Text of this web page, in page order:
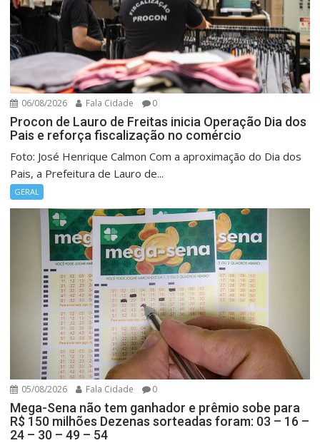
06/08/2026 Fala Cidade 0
Procon de Lauro de Freitas inicia Operação Dia dos
Pais e reforça fiscalização no comércio
Foto: José Henrique Calmon Com a aproximação do Dia dos
Pais, a Prefeitura de Lauro de...
GERAL
05/08/2026 Fala Cidade 0
Mega-Sena não tem ganhador e prêmio sobe para
R$ 150 milhões Dezenas sorteadas foram: 03 – 16 –
24 – 30 – 49 – 54